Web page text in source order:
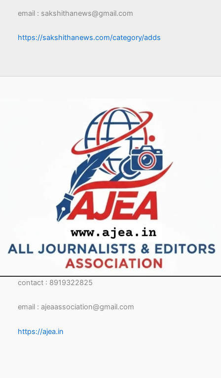
email : sakshithanews@gmail.com
https://sakshithanews.com/category/adds
contact : 8919322825
email : ajeaassociation@gmail.com
https://ajea.in